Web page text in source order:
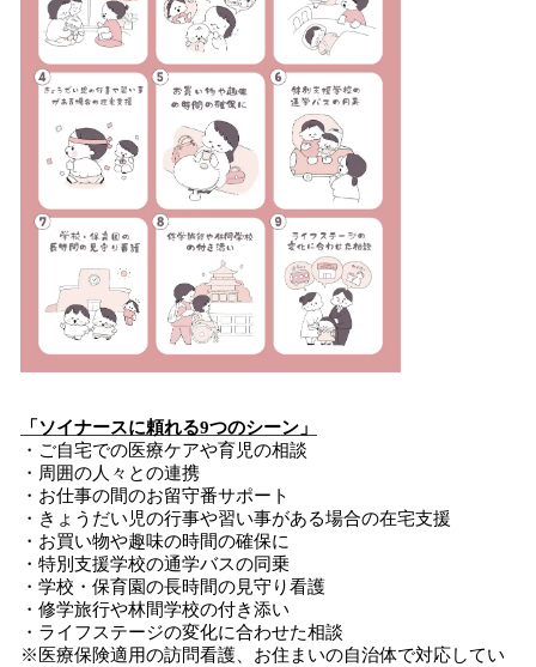
「ソイナースに頼れる9つのシーン」
・ご自宅での医療ケアや育児の相談
・周囲の人々との連携
・お仕事の間のお留守番サポート
・きょうだい児の行事や習い事がある場合の在宅支援
・お買い物や趣味の時間の確保に
・特別支援学校の通学バスの同乗
・学校・保育園の長時間の見守り看護
・修学旅行や林間学校の付き添い
・ライフステージの変化に合わせた相談
※医療保険適用の訪問看護、お住まいの自治体で対応してい